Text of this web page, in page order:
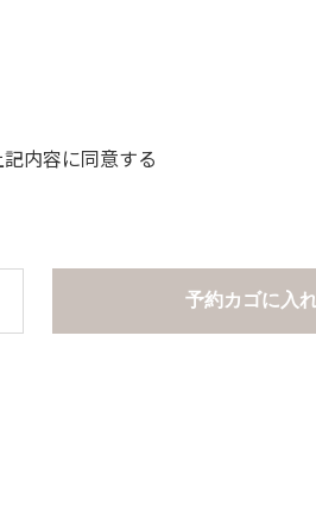
内容に同意する
予約カゴに入